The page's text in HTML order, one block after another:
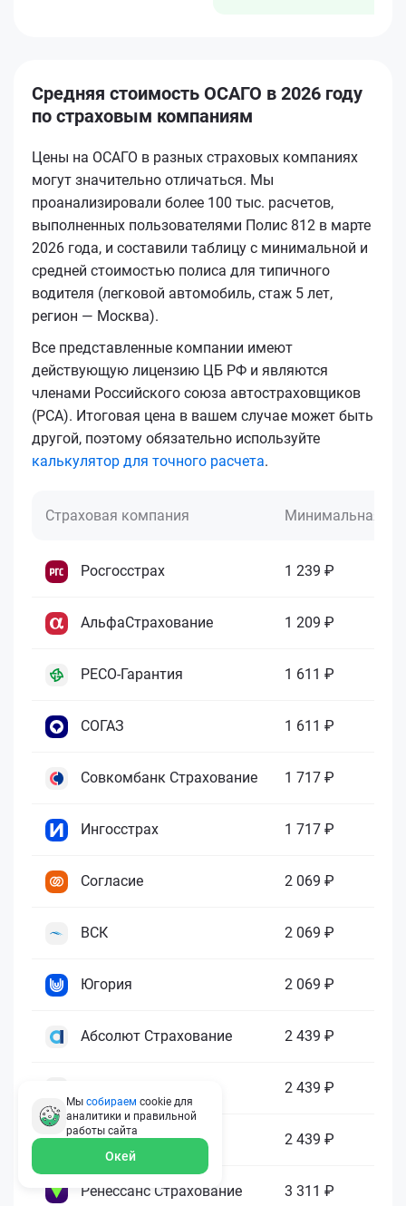
Средняя стоимость ОСАГО в 2026 году
по страховым компаниям
Цены на ОСАГО в разных страховых компаниях
могут значительно отличаться. Мы
проанализировали более 100 тыс. расчетов,
выполненных пользователями Полис 812 в марте
2026 года, и составили таблицу с минимальной и
средней стоимостью полиса для типичного
водителя (легковой автомобиль, стаж 5 лет,
регион — Москва).
Все представленные компании имеют
действующую лицензию ЦБ РФ и являются
членами Российского союза автостраховщиков
(РСА). Итоговая цена в вашем случае может быть
другой, поэтому обязательно используйте
калькулятор для точного расчета.
Страховая компания Минимальная
Росгосстрах 1 239 ₽
АльфаСтрахование 1 209 ₽
РЕСО-Гарантия 1 611 ₽
СОГАЗ 1 611 ₽
Совкомбанк Страхование 1 717 ₽
Ингосстрах 1 717 ₽
Согласие 2 069 ₽
ВСК 2 069 ₽
Югория 2 069 ₽
Абсолют Страхование 2 439 ₽
2 439 ₽
Гелиос 2 439 ₽
Ренессанс Страхование 3 311 ₽
Мы собираем cookie для
аналитики и правильной
работы сайта
Окей